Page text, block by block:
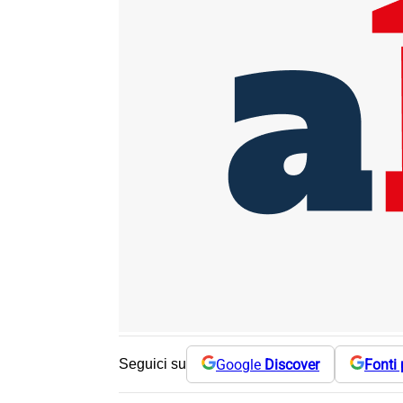
Seguici su Google Discover Fonti